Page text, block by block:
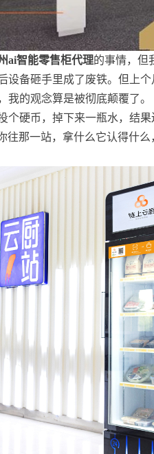
ai智能零售柜代理的事情，但
设备砸手里成了废铁。但上
我的观念算是被彻底颠覆了。
个硬币，掉下来一瓶水，结
往那一站，拿什么它认得什